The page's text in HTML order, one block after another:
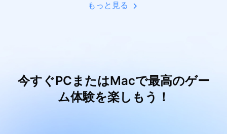
もっと見る
今すぐPCまたはMacで最高のゲー
ム体験を楽しもう！